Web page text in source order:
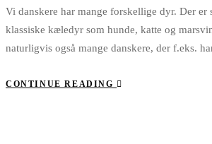
Vi danskere har mange forskellige dyr. Der
klassiske kæledyr som hunde, katte og
naturligvis også mange danskere, der f.eks.
CONTINUE READING